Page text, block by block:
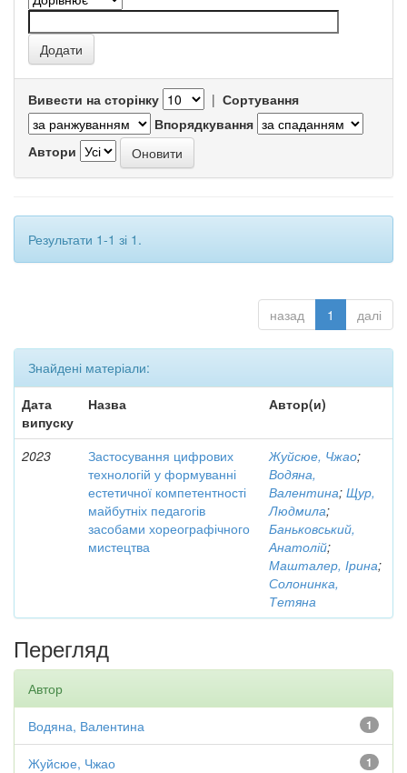
Вивести на сторінку | Сортування
Впорядкування
Автори
Результати 1-1 зі 1.
назад 1 далі
Знайдені матеріали:
Дата
випуску
Назва Автор(и)
2023
Застосування цифрових
технологій у формуванні
естетичної компетентності
майбутніх педагогів
засобами хореографічного
мистецтва
Жуйсюе, Чжао;
Водяна,
Валентина; Щур,
Людмила;
Баньковський,
Анатолій;
Машталер, Ірина;
Солонинка,
Тетяна
Перегляд
Автор
1
Водяна, Валентина
1
Жуйсюе, Чжао